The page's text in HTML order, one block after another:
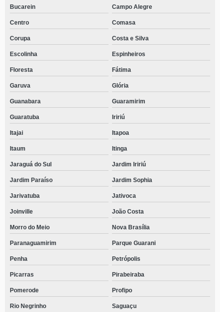
Bucarein Campo Alegre
Centro Comasa
Corupa Costa e Silva
Escolinha Espinheiros
Floresta Fátima
Garuva Glória
Guanabara Guaramirim
Guaratuba Iririú
Itajai Itapoa
Itaum Itinga
Jaraguá do Sul Jardim Iririú
Jardim Paraíso Jardim Sophia
Jarivatuba Jativoca
Joinville João Costa
Morro do Meio Nova Brasília
Paranaguamirim Parque Guarani
Penha Petrópolis
Picarras Pirabeiraba
Pomerode Profipo
Rio Negrinho Saguaçu